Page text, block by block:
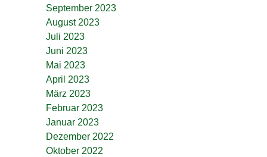
September 2023
August 2023
Juli 2023
Juni 2023
Mai 2023
April 2023
März 2023
Februar 2023
Januar 2023
Dezember 2022
Oktober 2022